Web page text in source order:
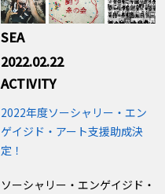
SEA
2022.02.22
ACTIVITY
2022年度ソーシャリー・エン
ゲイジド・アート支援助成決
定！
ソーシャリー・エンゲイジド・